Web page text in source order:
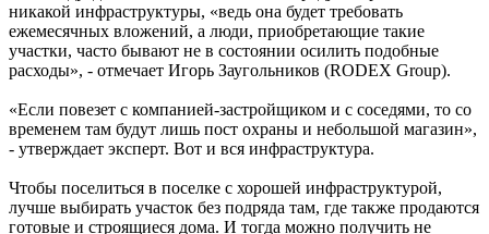
никакой инфраструктуры, «ведь она будет требовать
ежемесячных вложений, а люди, приобретающие такие
участки, часто бывают не в состоянии осилить подобные
расходы», - отмечает Игорь Заугольников (RODEX Group).
«Если повезет с компанией-застройщиком и с соседями, то со
временем там будут лишь пост охраны и небольшой магазин»,
- утверждает эксперт. Вот и вся инфраструктура.
Чтобы поселиться в поселке с хорошей инфраструктурой,
лучше выбирать участок без подряда там, где также продаются
готовые и строящиеся дома. И тогда можно получить не